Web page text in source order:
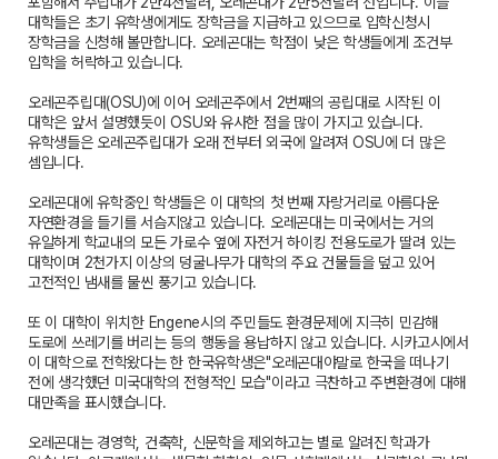
대학들은 초기 유학생에게도 장학금을 지급하고 있으므로 입학신청시
장학금을 신청해 볼만합니다. 오레곤대는 학점이 낮은 학생들에게 조건부
입학을 허락하고 있습니다.
오레곤주립대(OSU)에 이어 오레곤주에서 2번째의 공립대로 시작된 이
대학은 앞서 설명했듯이 OSU와 유사한 점을 많이 가지고 있습니다.
유학생들은 오레곤주립대가 오래 전부터 외국에 알려져 OSU에 더 많은
셈입니다.
오레곤대에 유학중인 학생들은 이 대학의 첫 번째 자랑거리로 아름다운
자연환경을 들기를 서슴지않고 있습니다. 오레곤대는 미국에서는 거의
유일하게 학교내의 모든 가로수 옆에 자전거 하이킹 전용도로가 딸려 있는
대학이며 2천가지 이상의 덩굴나무가 대학의 주요 건물들을 덮고 있어
고전적인 냄새를 물씬 풍기고 있습니다.
또 이 대학이 위치한 Engene시의 주민들도 환경문제에 지극히 민감해
도로에 쓰레기를 버리는 등의 행동을 용납하지 않고 있습니다. 시카고시에서
이 대학으로 전학왔다는 한 한국유학생은"오레곤대야말로 한국을 떠나기
전에 생각했던 미국대학의 전형적인 모습"이라고 극찬하고 주변환경에 대해
대만족을 표시했습니다.
오레곤대는 경영학, 건축학, 신문학을 제외하고는 별로 알려진 학과가